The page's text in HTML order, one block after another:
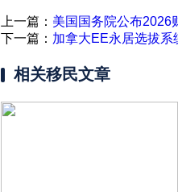
上一篇： 美国国务院公布2026
下一篇： 加拿大EE永居选拔系
相关移民文章